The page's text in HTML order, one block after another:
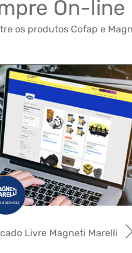
On-line
os produtos Cofap e
Livre Magneti Marelli